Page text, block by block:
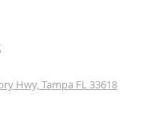
Hwy, Tampa FL 33618